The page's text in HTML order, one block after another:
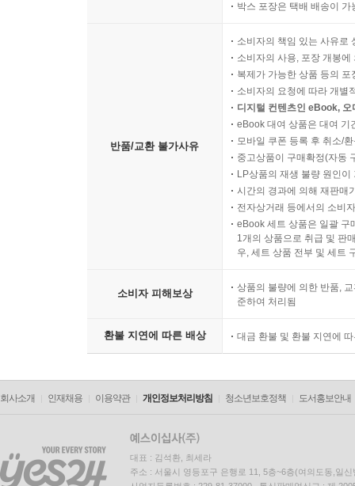
박스 포장은 택배 배송이
반품/교환 불가사유
소비자의 책임 있는 사유로
소비자의 사용, 포장 개봉
복제가 가능한 상품 등의
소비자의 요청에 따라 개별
디지털 컨텐츠인 eBook,
eBook 대여 상품은 대여 기
모바일 쿠폰 등록 후 취소/
중고상품이 구매확정(자동
LP상품의 재생 불량 원인
시간의 경과에 의해 재판매
전자상거래 등에서의 소비
eBook 세트 상품은 일괄 구
1개의 상품으로 취급 및 판
우, 세트 상품 전부 및 세트
소비자 피해보상
상품의 불량에 의한 반품,
준하여 처리됨
환불 지연에 따른 배상 대금 환불 및 환불 지연에
회사소개 인재채용 이용약관 개인정보처리방침 청소년보호정책 도서홍보안내
대표 : 김석환, 최세라
주소 : 서울시 영등포구 은행로 11, 5층~6층(여의도동,일신